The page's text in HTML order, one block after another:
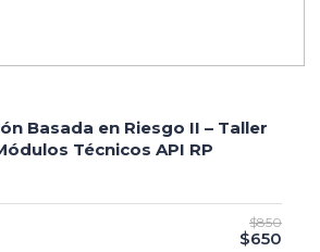
Basada en Riesgo II – Taller
Técnicos API RP
$850
$650